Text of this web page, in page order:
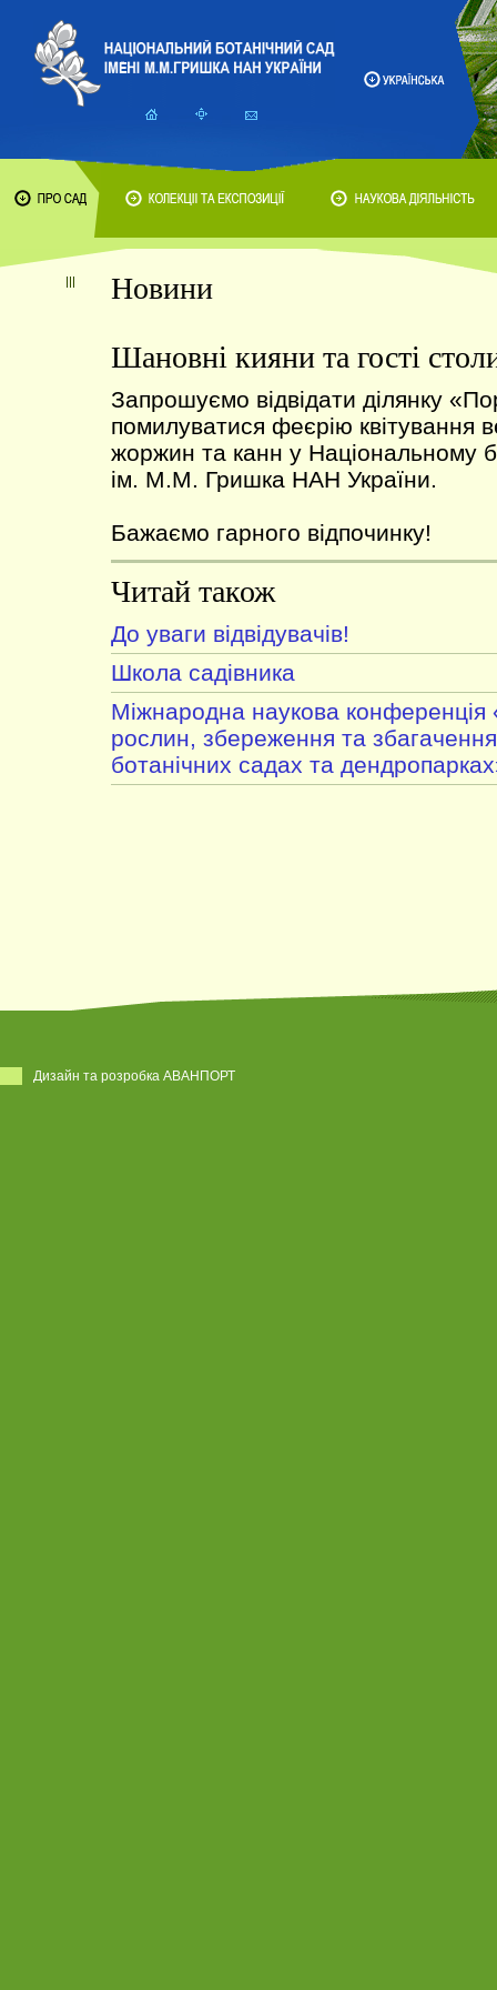
Новини
Шановні кияни та гості
Запрошуємо відвідати ділянку
помилуватися феєрію квітування
жоржин та канн у Національному
ім. М.М. Гришка НАН України.
Бажаємо гарного відпочинку!
Читай також
До уваги відвідувачів!
Школа садівника
Міжнародна наукова конференція
рослин, збереження та збагачення
ботанічних садах та
Дизайн та розробка АВАНПОРТ